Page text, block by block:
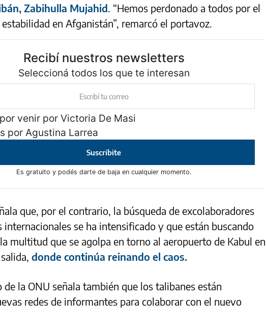
Zabihulla Mujahid. “Hemos perdonado a todos por el
en Afganistán”, remarcó el portavoz.
Recibí nuestros newsletters
Seleccioná todos los que te interesan
venir por Victoria De Masi
por Agustina Larrea
Suscribite
Es gratuito y podés darte de baja en cualquier momento.
que, por el contrario, la búsqueda de excolaboradores
internacionales se ha intensificado y que están buscando
multitud que se agolpa en torno al aeropuerto de Kabul en
donde continúa reinando el caos.
de la ONU señala también que los talibanes están
redes de informantes para colaborar con el nuevo